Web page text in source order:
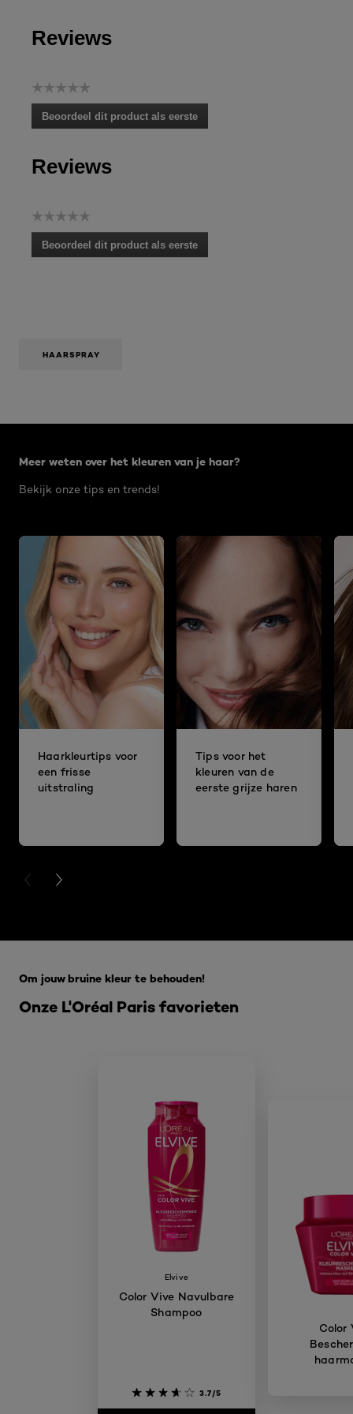
Reviews
☆☆☆☆☆
Geen
scorewaarde
Beoordeel dit product als eerste
.
deze
actie
een
modaal
dialoogvenster.
Reviews
☆☆☆☆☆
Geen
scorewaarde
Beoordeel dit product als eerste
.
een
HAARSPRAY
Meer weten over het kleuren van je haar?
Bekijk onze tips en trends!
Haarkleurtips voor
een frisse
uitstraling
Tips voor het
kleuren van de
eerste grijze haren
PREVIOUS CARD
NEXT CARD
Onze L'Oréal Paris favorieten
Om jouw bruine kleur te behouden!
Elvive
Color Vive Navulbare
Shampoo
3.7/5
Color